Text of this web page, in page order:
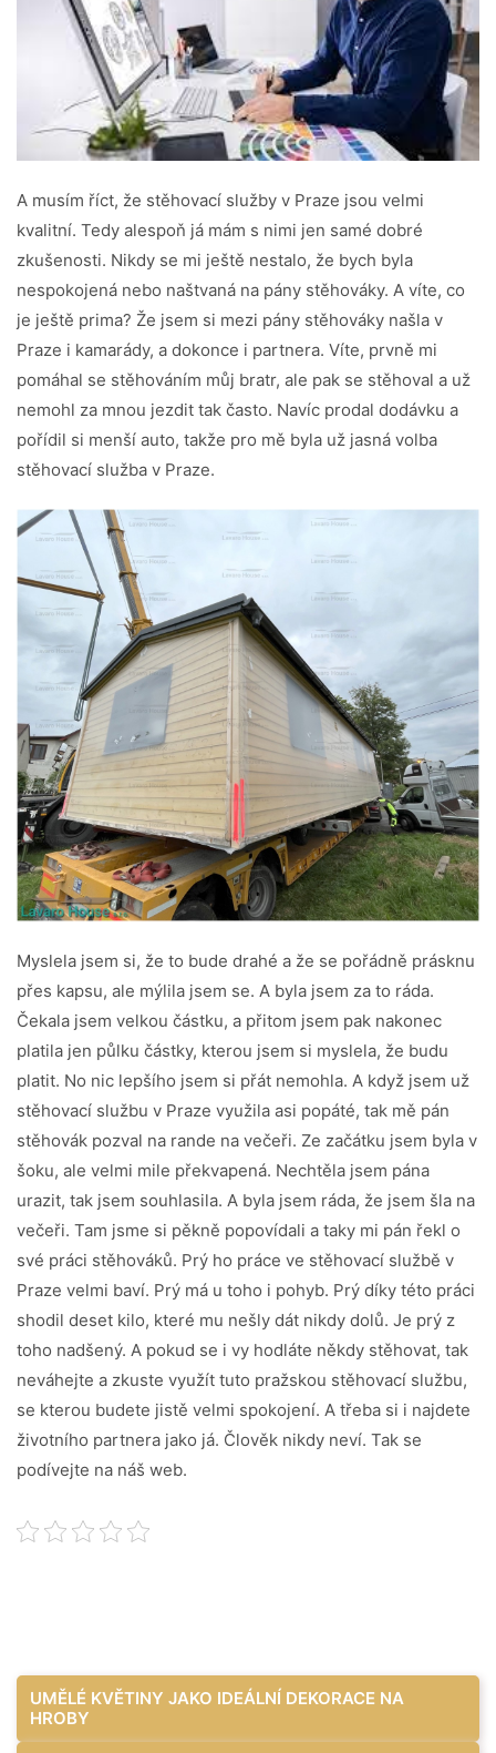
A musím říct, že stěhovací služby v Praze jsou velmi
kvalitní. Tedy alespoň já mám s nimi jen samé dobré
zkušenosti. Nikdy se mi ještě nestalo, že bych byla
nespokojená nebo naštvaná na pány stěhováky. A víte, co
je ještě prima? Že jsem si mezi pány stěhováky našla v
Praze i kamarády, a dokonce i partnera. Víte, prvně mi
pomáhal se stěhováním můj bratr, ale pak se stěhoval a už
nemohl za mnou jezdit tak často. Navíc prodal dodávku a
pořídil si menší auto, takže pro mě byla už jasná volba
stěhovací služba v Praze.
Myslela jsem si, že to bude drahé a že se pořádně prásknu
přes kapsu, ale mýlila jsem se. A byla jsem za to ráda.
Čekala jsem velkou částku, a přitom jsem pak nakonec
platila jen půlku částky, kterou jsem si myslela, že budu
platit. No nic lepšího jsem si přát nemohla. A když jsem už
stěhovací službu v Praze využila asi popáté, tak mě pán
stěhovák pozval na rande na večeři. Ze začátku jsem byla v
šoku, ale velmi mile překvapená. Nechtěla jsem pána
urazit, tak jsem souhlasila. A byla jsem ráda, že jsem šla na
večeři. Tam jsme si pěkně popovídali a taky mi pán řekl o
své práci stěhováků. Prý ho práce ve stěhovací službě v
Praze velmi baví. Prý má u toho i pohyb. Prý díky této práci
shodil deset kilo, které mu nešly dát nikdy dolů. Je prý z
toho nadšený. A pokud se i vy hodláte někdy stěhovat, tak
neváhejte a zkuste využít tuto pražskou stěhovací službu,
se kterou budete jistě velmi spokojení. A třeba si i najdete
životního partnera jako já. Člověk nikdy neví. Tak se
podívejte na náš web.
Navigace
pro
UMĚLÉ KVĚTINY JAKO IDEÁLNÍ DEKORACE NA
HROBY